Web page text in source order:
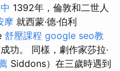
1392年，倫敦和二世人
摩 就西蒙·德·伯利
舒壓課程 google seo教
功。 同樣，劇作家莎拉·
Siddons）在三歲時遇到